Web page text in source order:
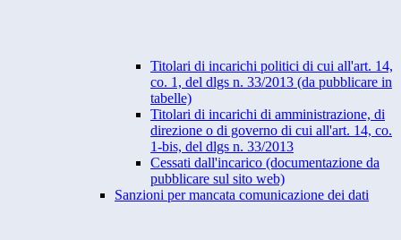
Titolari di incarichi politici di cui all'art. 14,
co. 1, del dlgs n. 33/2013 (da pubblicare in
tabelle)
Titolari di incarichi di amministrazione, di
direzione o di governo di cui all'art. 14, co.
1-bis, del dlgs n. 33/2013
Cessati dall'incarico (documentazione da
pubblicare sul sito web)
Sanzioni per mancata comunicazione dei dati